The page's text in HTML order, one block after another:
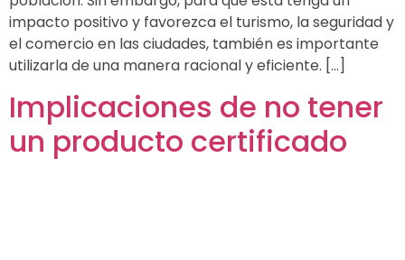
impacto positivo y favorezca el turismo, la seguridad y
el comercio en las ciudades, también es importante
utilizarla de una manera racional y eficiente. […]
Implicaciones de no tener
un producto certificado